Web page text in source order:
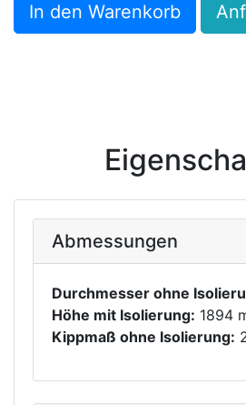
In den Warenkorb
Abmessungen
Durchmesser ohne
Höhe mit Isolierung: 1894
Kippmaß ohne Isolierung: